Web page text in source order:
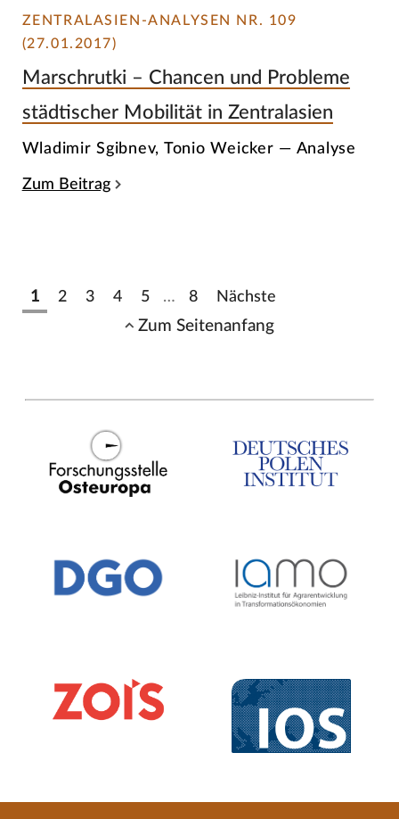
ZENTRALASIEN-ANALYSEN NR. 109
(27.01.2017)
Marschrutki – Chancen und Probleme
städtischer Mobilität in Zentralasien
Wladimir Sgibnev, Tonio Weicker — Analyse
Zum Beitrag
1 2 3 4 5 … 8 Nächste
Zum Seitenanfang